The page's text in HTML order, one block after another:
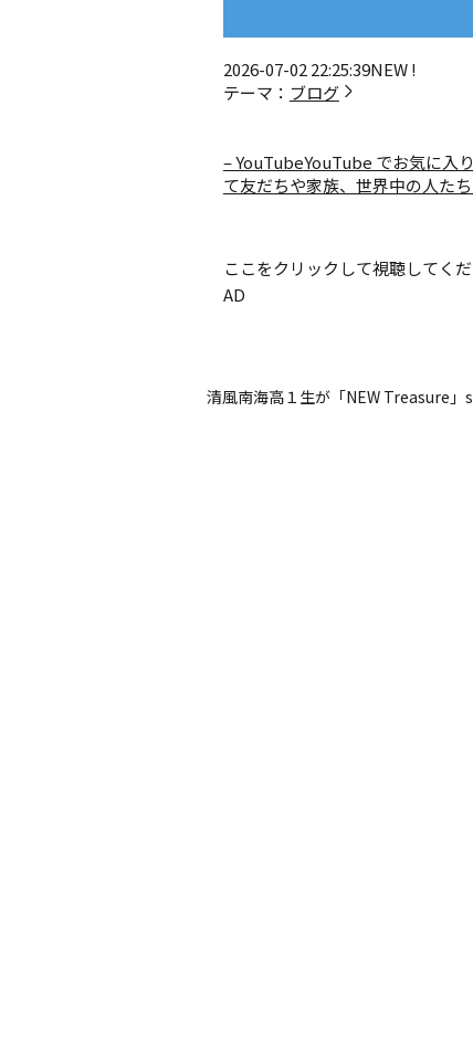
2026-07-02 22:25:39NEW !
テーマ： ブログ
– YouTubeYouTube でお気に入
て友だちや家族、世界中の人たち
ここをクリックして視聴してくだ
AD
清風南海高１生が「NEW Treasure